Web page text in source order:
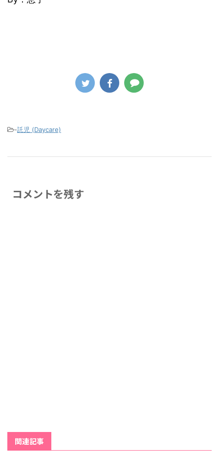
-託児 (Daycare)
コメントを残す
関連記事